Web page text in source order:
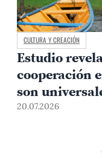
CULTURA Y CREACIÓN
Estudio
cooperación
son
mundo
20.07.2026